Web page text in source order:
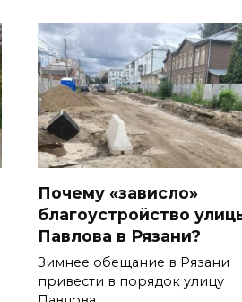
Почему «зависло»
благоустройство
Павлова в Рязани?
Зимнее обещание в Рязани
привести в порядок улицу